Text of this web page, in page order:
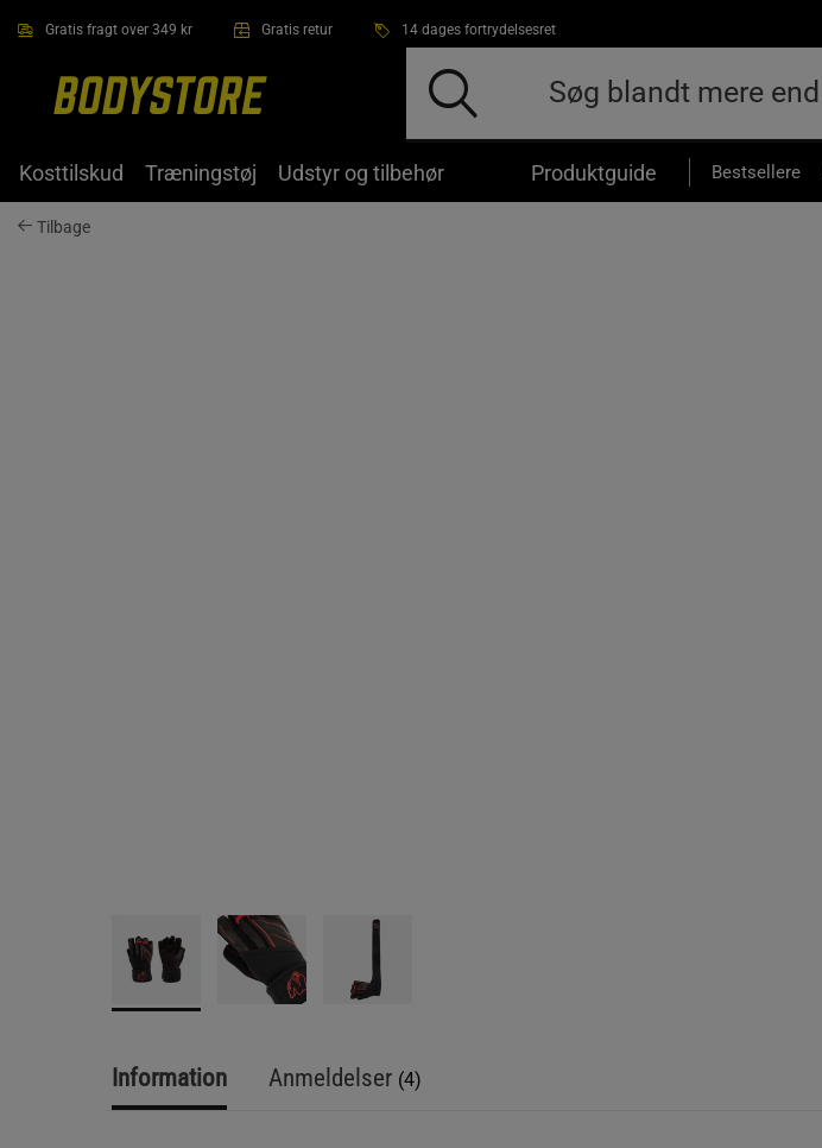
Gratis fragt over 349 kr Gratis retur 14 dages fortrydelsesret
Kosttilskud Træningstøj Udstyr og tilbehør Produktguide Bestsellere
Tilbage
Information Anmeldelser (4)